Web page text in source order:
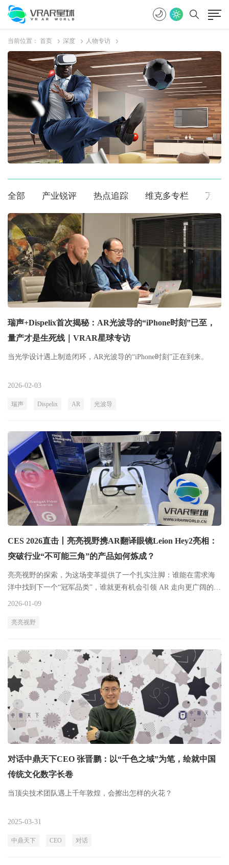
当前位置： 首页 深度 人物专访
全部 产业锐评 热点追踪 维克多专栏 万花
瑞声+Dispelix首次揭秘：AR光波导的“iPhone时刻”已至，
量产才是生死线｜VRAR星球专访
当光学设计遇上制造闭环，AR光波导的“iPhone时刻”正在到来。
2026-02-03
瑞声 Dispelix AR 光波导
CES 2026直击丨亮亮视野携AR翻译眼镜Leion Hey2亮相：
突破行业“不可能三角”的产品如何炼成？
亮亮视野的探索，为这场变革提供了一个扎实注脚：谁能在需求海
洋中找到下一个“冠军品类”，谁就更有机会引领 AR 走向更广阔的日
常。
2026-01-09
亮亮视野
对话中鼎天下CEO 张晋鹏：以“千色之域”为笔，绘就中国
传统文化数字长卷
当顶尖技术团队遇上千年敦煌，会擦出怎样的火花？
2025-03-31
中鼎天下 CEO 对话